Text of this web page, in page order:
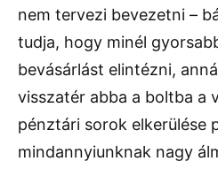
nem tervezi bevezetni –
tudja, hogy minél
bevásárlást elintézni,
visszatér abba a boltba a
pénztári sorok elkerülése
mindannyiunknak nagy